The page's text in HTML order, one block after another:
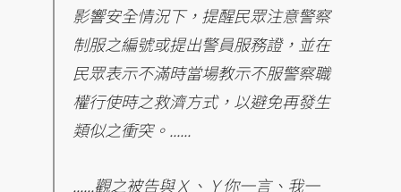
影響安全情況下，提醒民眾注意警察
制服之編號或提出警員服務證，並在
民眾表示不滿時當場教示不服警察職
權行使時之救濟方式，以避免再發生
類似之衝突。......
......觀之被告與Ｘ、Ｙ你一言、我一